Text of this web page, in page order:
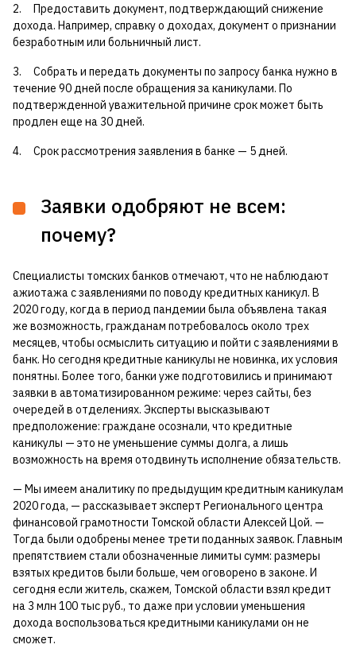
2. Предоставить документ, подтверждающий снижение
дохода. Например, справку о доходах, документ о признании
безработным или больничный лист.
3. Собрать и передать документы по запросу банка нужно в
течение 90 дней после обращения за каникулами. По
подтвержденной уважительной причине срок может быть
продлен еще на 30 дней.
4. Срок рассмотрения заявления в банке — 5 дней.
Заявки одобряют не всем:
почему?
Специалисты томских банков отмечают, что не наблюдают
ажиотажа с заявлениями по поводу кредитных каникул. В
2020 году, когда в период пандемии была объявлена такая
же возможность, гражданам потребовалось около трех
месяцев, чтобы осмыслить ситуацию и пойти с заявлениями в
банк. Но сегодня кредитные каникулы не новинка, их условия
понятны. Более того, банки уже подготовились и принимают
заявки в автоматизированном режиме: через сайты, без
очередей в отделениях. Эксперты высказывают
предположение: граждане осознали, что кредитные
каникулы — это не уменьшение суммы долга, а лишь
возможность на время отодвинуть исполнение обязательств.
— Мы имеем аналитику по предыдущим кредитным каникулам
2020 года, — рассказывает эксперт Регионального центра
финансовой грамотности Томской области Алексей Цой. —
Тогда были одобрены менее трети поданных заявок. Главным
препятствием стали обозначенные лимиты сумм: размеры
взятых кредитов были больше, чем оговорено в законе. И
сегодня если житель, скажем, Томской области взял кредит
на 3 млн 100 тыс руб., то даже при условии уменьшения
дохода воспользоваться кредитными каникулами он не
сможет.